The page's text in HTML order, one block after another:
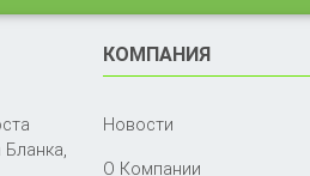
КОМПАНИЯ
Новости
О Компании